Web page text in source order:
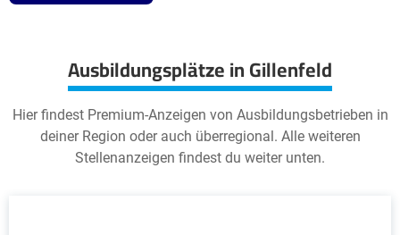
Ausbildungsplätze in Gillenfeld
Hier findest Premium-Anzeigen von Ausbildungsbetrieben in
deiner Region oder auch überregional. Alle weiteren
Stellenanzeigen findest du weiter unten.